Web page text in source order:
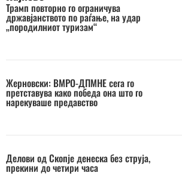
Трамп повторно го ограничува
државјанството по раѓање, на удар
„породилниот туризам“
Жерновски: ВМРО-ДПМНЕ сега го
претставува како победа она што го
нарекуваше предавство
Делови од Скопје денеска без струја,
прекини до четири часа